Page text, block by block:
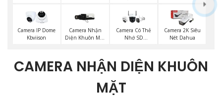
Camera IP Dome
Kbviison
Camera Nhận
Diện Khuôn Mặt
Camera Có Thẻ
Nhớ SD
Camera 2K Siêu
Nét Dahua
CAMERA NHẬN DIỆN KHUÔN
MẶT